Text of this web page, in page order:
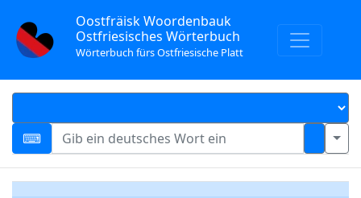
Oostfräisk Woordenbauk
Ostfriesisches Wörterbuch
Wörterbuch fürs Ostfriesische Platt